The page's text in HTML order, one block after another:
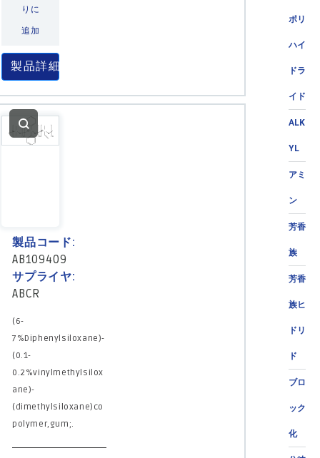
ポリ
ハイ
ドラ
イド
ALK
YL
アミ
ン
芳香
族
芳香
族ヒ
ドリ
ド
ブロ
ック
化
りに
追加
製品詳細
製品コード:
AB109409
サプライヤ:
ABCR
(6-
7%Diphenylsiloxane)-
(0.1-
0.2%vinylmethylsilox
ane)-
(dimethylsiloxane)co
polymer,gum;.